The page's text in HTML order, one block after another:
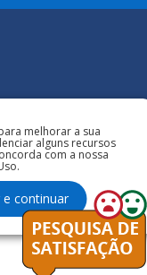
melhorar a sua
alguns recursos
com a nossa
continuar